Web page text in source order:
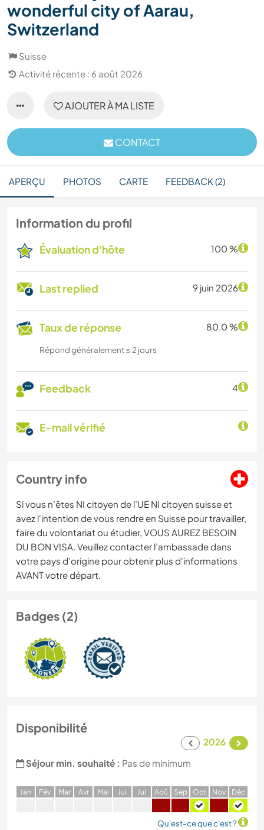
wonderful city of Aarau,
Switzerland
Suisse
Activité récente : 6 août 2026
AJOUTER À MA LISTE
CONTACT
APERÇU PHOTOS CARTE FEEDBACK (2)
Information du profil
Évaluation d'hôte 100 %
Last replied 9 juin 2026
Taux de réponse 80.0 %
Répond généralement ≤ 2 jours
Feedback 4
E-mail vérifié
Country info
Si vous n’êtes NI citoyen de l’UE NI citoyen suisse et
avez l'intention de vous rendre en Suisse pour travailler,
faire du volontariat ou étudier, VOUS AUREZ BESOIN
DU BON VISA. Veuillez contacter l’ambassade dans
votre pays d’origine pour obtenir plus d'informations
AVANT votre départ.
Badges (2)
Disponibilité
2026
Séjour min. souhaité : Pas de minimum
Jan Fév Mar Avr Mai Jui Jui Aoû Sep Oct Nov Déc
Qu'est-ce que c'est ?